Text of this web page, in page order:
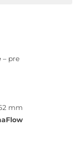
– pre
mm